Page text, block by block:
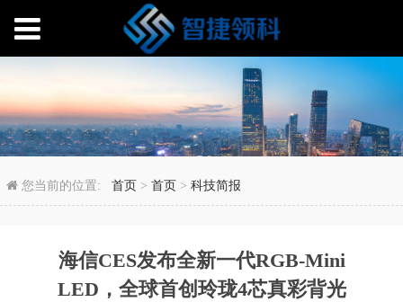
海信CES发布全新一代
您当前的位置:首页 >首页 >科技简报
海信CES发布全新一代RGB-Mini
LED，全球首创玲珑4芯真彩背光